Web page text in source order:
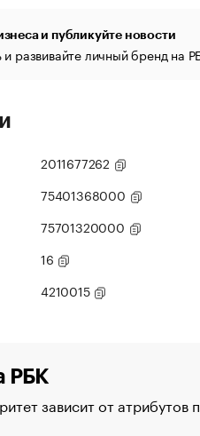
и публикуйте новости
развивайте личный бренд на
2011677262
75401368000
75701320000
16
4210015
РБК
зависит от атрибутов